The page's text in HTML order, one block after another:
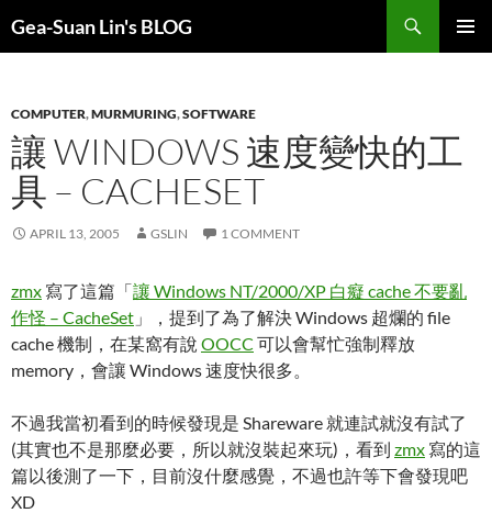
Gea-Suan Lin's BLOG
COMPUTER,MURMURING,SOFTWARE
讓 WINDOWS 速度變快的工
具 – CACHESET
APRIL 13, 2005 GSLIN 1 COMMENT
zmx 寫了這篇「讓 Windows NT/2000/XP 白癡 cache 不要亂
作怪 – CacheSet 」，提到了為了解決 Windows 超爛的 file
cache 機制，在某窩有說 OOCC 可以會幫忙強制釋放
memory，會讓 Windows 速度快很多。
不過我當初看到的時候發現是 Shareware 就連試就沒有試了
(其實也不是那麼必要，所以就沒裝起來玩)，看到 zmx 寫的這
篇以後測了一下，目前沒什麼感覺，不過也許等下會發現吧
XD